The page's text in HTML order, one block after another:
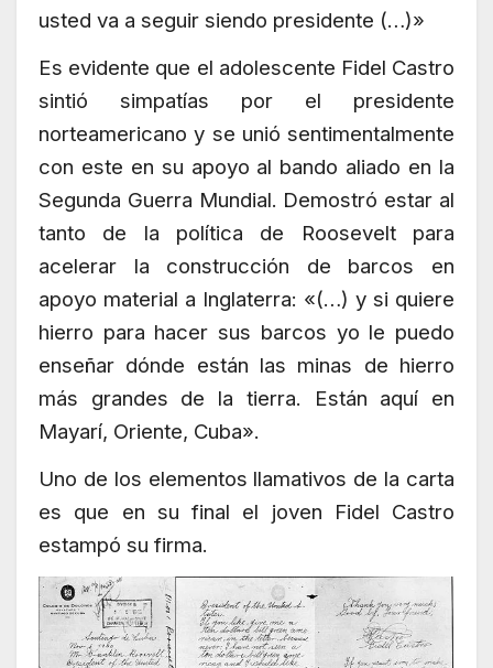
usted va a seguir siendo presidente (…)»
Es evidente que el adolescente Fidel Castro
sintió simpatías por el presidente
norteamericano y se unió sentimentalmente
con este en su apoyo al bando aliado en la
Segunda Guerra Mundial. Demostró estar al
tanto de la política de Roosevelt para
acelerar la construcción de barcos en
apoyo material a Inglaterra: «(…) y si quiere
hierro para hacer sus barcos yo le puedo
enseñar dónde están las minas de hierro
más grandes de la tierra. Están aquí en
Mayarí, Oriente, Cuba».
Uno de los elementos llamativos de la carta
es que en su final el joven Fidel Castro
estampó su firma.